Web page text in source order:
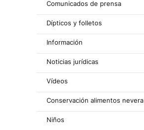
Comunicados de prensa
Dípticos y folletos
Información
Noticias jurídicas
Vídeos
Conservación alimentos nevera
Niños